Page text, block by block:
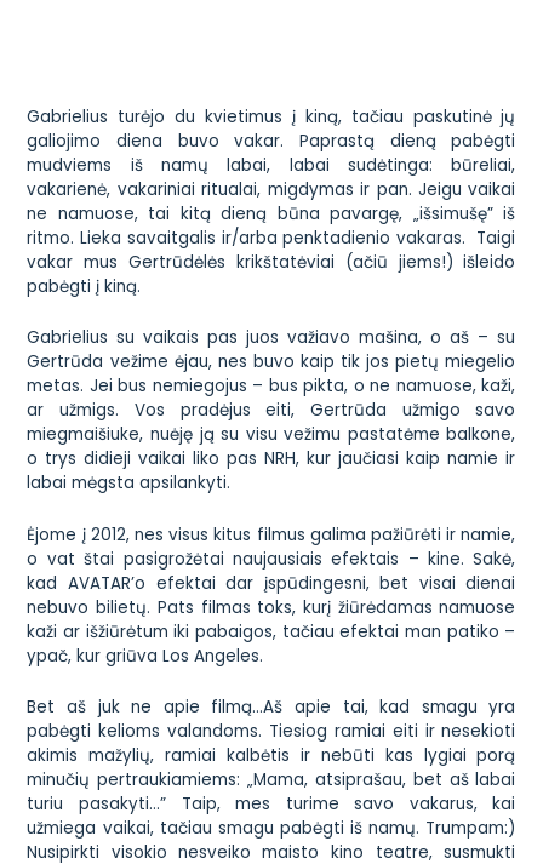
Gabrielius turėjo du kvietimus į kiną, tačiau paskutinė jų
galiojimo diena buvo vakar. Paprastą dieną pabėgti
mudviems iš namų labai, labai sudėtinga: būreliai,
vakarienė, vakariniai ritualai, migdymas ir pan. Jeigu vaikai
ne namuose, tai kitą dieną būna pavargę, „išsimušę” iš
ritmo. Lieka savaitgalis ir/arba penktadienio vakaras. Taigi
vakar mus Gertrūdėlės krikštatėviai (ačiū jiems!) išleido
pabėgti į kiną.
Gabrielius su vaikais pas juos važiavo mašina, o aš – su
Gertrūda vežime ėjau, nes buvo kaip tik jos pietų miegelio
metas. Jei bus nemiegojus – bus pikta, o ne namuose, kaži,
ar užmigs. Vos pradėjus eiti, Gertrūda užmigo savo
miegmaišiuke, nuėję ją su visu vežimu pastatėme balkone,
o trys didieji vaikai liko pas NRH, kur jaučiasi kaip namie ir
labai mėgsta apsilankyti.
Ėjome į 2012, nes visus kitus filmus galima pažiūrėti ir namie,
o vat štai pasigrožėtai naujausiais efektais – kine. Sakė,
kad AVATAR’o efektai dar įspūdingesni, bet visai dienai
nebuvo bilietų. Pats filmas toks, kurį žiūrėdamas namuose
kaži ar išžiūrėtum iki pabaigos, tačiau efektai man patiko –
ypač, kur griūva Los Angeles.
Bet aš juk ne apie filmą…Aš apie tai, kad smagu yra
pabėgti kelioms valandoms. Tiesiog ramiai eiti ir nesekioti
akimis mažylių, ramiai kalbėtis ir nebūti kas lygiai porą
minučių pertraukiamiems: „Mama, atsiprašau, bet aš labai
turiu pasakyti…” Taip, mes turime savo vakarus, kai
užmiega vaikai, tačiau smagu pabėgti iš namų. Trumpam:)
Nusipirkti visokionesveiko maisto kino teatre, susmukti